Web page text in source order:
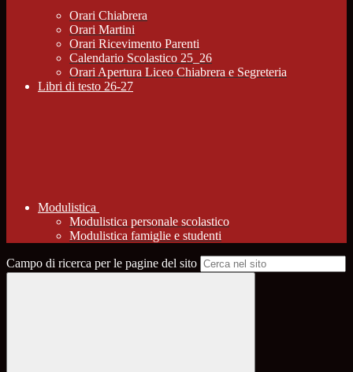
Orari Chiabrera
Orari Martini
Orari Ricevimento Parenti
Calendario Scolastico 25_26
Orari Apertura Liceo Chiabrera e Segreteria
Libri di testo 26-27
Modulistica
Modulistica personale scolastico
Modulistica famiglie e studenti
Campo di ricerca per le pagine del sito